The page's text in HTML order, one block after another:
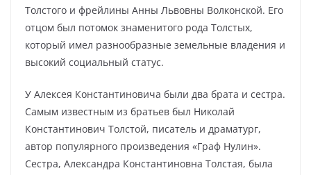
Толстого и фрейлины Анны Львовны Волконской. Его
отцом был потомок знаменитого рода Толстых,
который имел разнообразные земельные владения и
высокий социальный статус.
У Алексея Константиновича были два брата и сестра.
Самым известным из братьев был Николай
Константинович Толстой, писатель и драматург,
автор популярного произведения «Граф Нулин».
Сестра, Александра Константиновна Толстая, была